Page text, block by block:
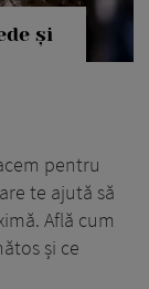
și
pentru
te ajută să
Află cum
și ce